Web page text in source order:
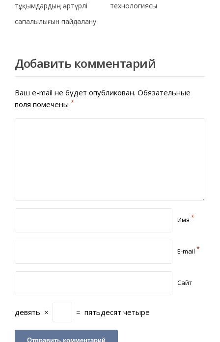
тұқымдардың әртүрлі
сапалылығын пайдалану
технологиясы
Добавить комментарий
Ваш e-mail не будет опубликован. Обязательные
поля помечены *
Имя *
E-mail *
Сайт
девять × = пятьдесят четыре